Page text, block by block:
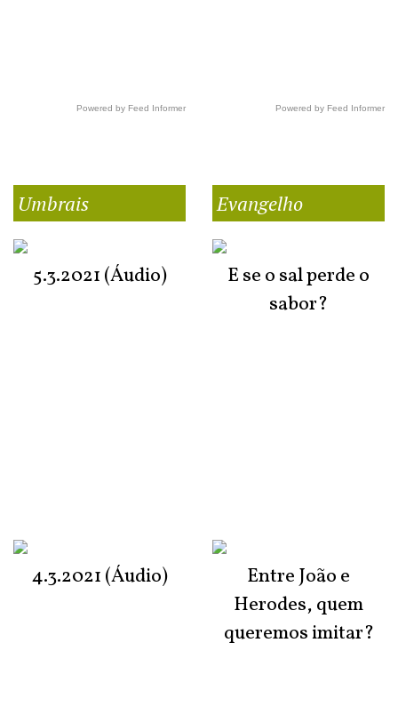
Powered by Feed Informer Powered by Feed Informer
Umbrais
5.3.2021 (Áudio)
4.3.2021 (Áudio)
Evangelho
E se o sal perde o
sabor?
Entre João e
Herodes, quem
queremos imitar?